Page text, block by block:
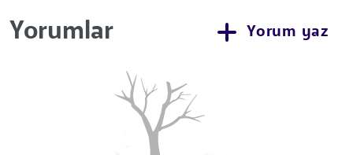
Yorumlar Yorum yaz